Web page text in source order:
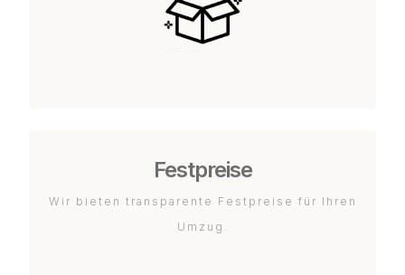
Festpreise
Wir bieten transparente Festpreise für Ihren
Umzug.